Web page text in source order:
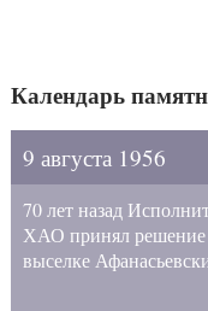
Календарь
9 августа 1956
70 лет назад
ХАО принял решение
выселке